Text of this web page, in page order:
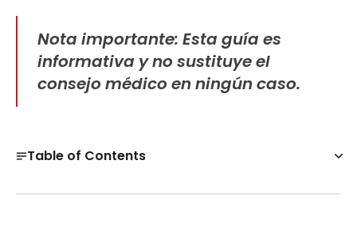
Nota importante: Esta guía es
informativa y no sustituye el
consejo médico en ningún caso.
Table of Contents
¿Cuáles son los síntomas después de un accidente